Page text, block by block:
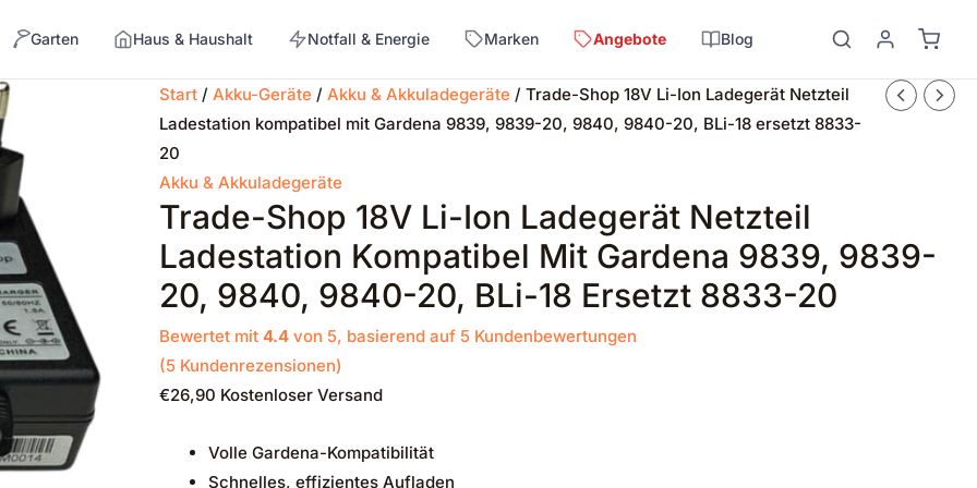
Garten Haus & Haushalt Notfall & Energie Marken Angebote Blog
→
Start/ Akku-Geräte / Akku & Akkuladegeräte / Trade-Shop 18V Li-Ion Ladegerät Netzteil
Ladestation kompatibel mit Gardena 9839, 9839-20, 9840, 9840-20, BLi-18 ersetzt 8833-
20
Akku & Akkuladegeräte
Trade-Shop 18V Li-Ion Ladegerät Netzteil
Ladestation Kompatibel Mit Gardena 9839, 9839-
20, 9840, 9840-20, BLi-18 Ersetzt 8833-20
Bewertet mit 4.4von 5, basierend auf 5Kundenbewertungen
(5Kundenrezensionen)
€26,90 Kostenloser Versand
Volle Gardena-Kompatibilität
Schnelles, effizientes Aufladen